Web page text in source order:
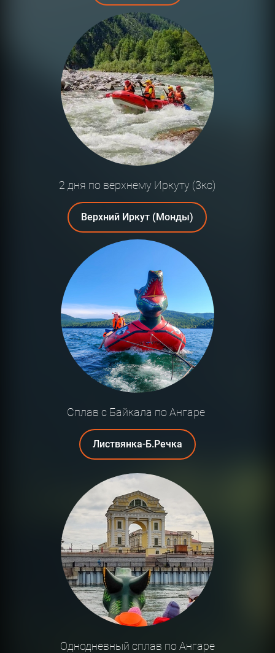
2 дня по верхнему Иркуту (3кс)
Верхний Иркут (Монды)
Сплав с Байкала по Ангаре
Листвянка-Б.Речка
Однодневный сплав по Ангаре